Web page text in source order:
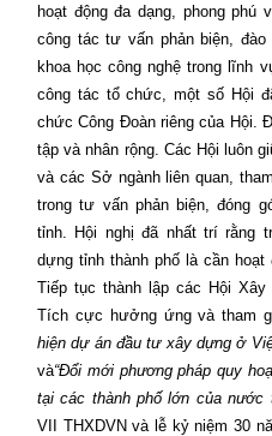
hoạt động đa dạng, phong phú
công tác tư vấn phản biện,
khoa học công nghệ trong lĩnh
công tác tổ chức, một số Hội
chức Công Đoàn riêng của Hội.
tập và nhân rộng. Các Hội luôn
và các Sở ngành liên quan,
trong tư vấn phản biện, đóng
tỉnh. Hội nghị đã nhất trí rằng
dựng tỉnh thành phố là cần
Tiếp tục thành lập các Hội
Tích cực hưởng ứng và tham
hiện dự án đầu tư xây dựng ở
và“Đổi mới phương pháp quy
tại các thành phố lớn của nước
VII THXDVN và lễ kỷ niệm 30